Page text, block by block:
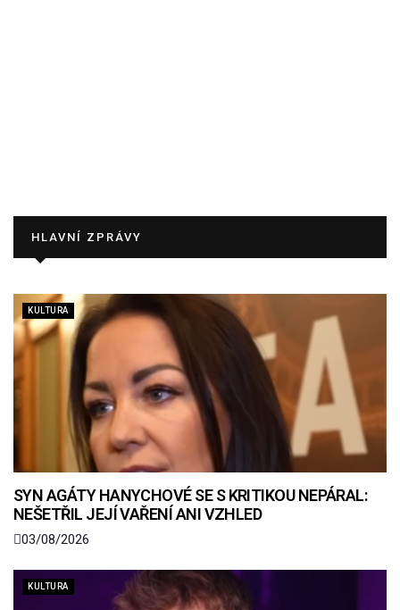
HLAVNÍ ZPRÁVY
KULTURA
SYN AGÁTY HANYCHOVÉ SE S KRITIKOU NEPÁRAL:
NEŠETŘIL JEJÍ VAŘENÍ ANI VZHLED
03/08/2026
KULTURA